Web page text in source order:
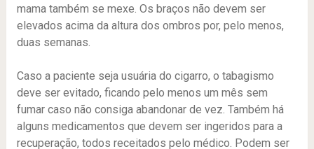
mama também se mexe. Os braços não devem ser
elevados acima da altura dos ombros por, pelo menos,
duas semanas.
Caso a paciente seja usuária do cigarro, o tabagismo
deve ser evitado, ficando pelo menos um mês sem
fumar caso não consiga abandonar de vez. Também há
alguns medicamentos que devem ser ingeridos para a
recuperação, todos receitados pelo médico. Podem ser